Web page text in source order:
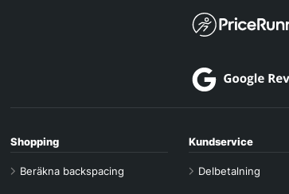
Shopping
Beräkna backspacing
Kundservice
Delbetalning